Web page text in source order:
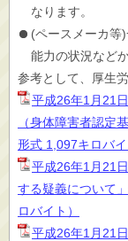
なります。
(ペースメーカ等
能力の状況など
参考として、厚生
平成26年1月21
（身体障害者認定
形式 1,097キロバイ
平成26年1月21
する疑義について
ロバイト）
平成26年1月21